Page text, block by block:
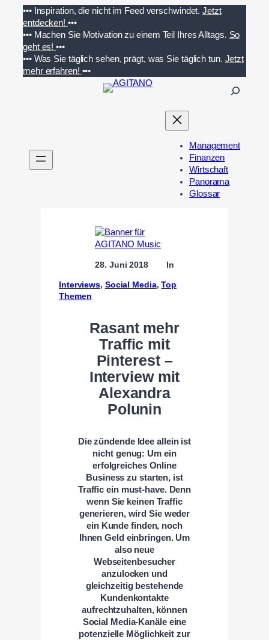
Inhalt
springen
••• Inspiration, die nicht im Feed verschwindet. Jetzt
entdecken! •••
••• Machen Sie Motivation zu einem Teil Ihres Alltags. So
geht es!•••
••• Was Sie täglich sehen, prägt, was Sie täglich tun. Jetzt
mehr erfahren! •••
n
Management
Finanzen
Wirtschaft
Panorama
Glossar
28. Juni 2018 In
Interviews, Social Media, Top
Themen
Rasant mehr
Traffic mit
Pinterest –
Interview mit
Alexandra
Polunin
Die zündende Idee allein ist
nicht genug: Um ein
erfolgreiches Online
Business zu starten, ist
Traffic ein must-have. Denn
wenn Sie keinen Traffic
generieren, wird Sie weder
ein Kunde finden, noch
Ihnen Geld einbringen. Um
also neue
Webseitenbesucher
anzulocken und
gleichzeitig bestehende
Kundenkontakte
aufrechtzuhalten, können
Social Media-Kanäle eine
potenzielle Möglichkeit zur